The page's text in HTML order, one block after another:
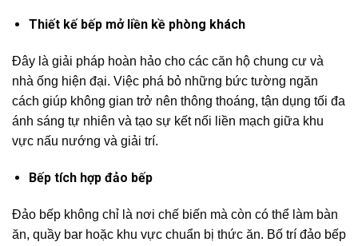
Thiết kế bếp mở liền kề phòng khách
Đây là giải pháp hoàn hảo cho các căn hộ chung cư và
nhà ống hiện đại. Việc phá bỏ những bức tường ngăn
cách giúp không gian trở nên thông thoáng, tận dụng tối đa
ánh sáng tự nhiên và tạo sự kết nối liền mạch giữa khu
vực nấu nướng và giải trí.
Bếp tích hợp đảo bếp
Đảo bếp không chỉ là nơi chế biến mà còn có thể làm bàn
ăn, quầy bar hoặc khu vực chuẩn bị thức ăn. Bố trí đảo bếp